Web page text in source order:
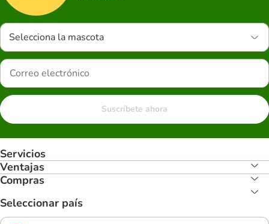
Selecciona la mascota
Suscríbete ahora
Servicios
Ventajas
Compras
Seleccionar país